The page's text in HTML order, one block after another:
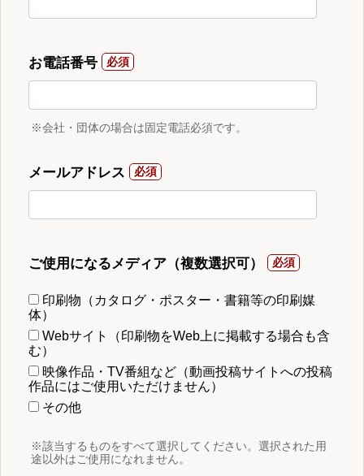
お電話番号
※会社・団体の場合は固定電話必須です。
メールアドレス
ご使用になるメディア（複数選択可）
印刷物（カタログ・ポスター・書籍等の印刷媒
体）
Webサイト（印刷物をWeb上に掲載する場合も含
む）
映像作品・TV番組など（動画投稿サイトへの投稿
作品にはご使用いただけません）
その他
※該当するものをすべて選択してください。選択された用
途以外はご使用になれません。